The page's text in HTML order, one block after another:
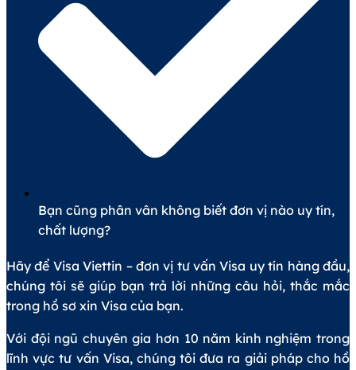
Bạn cũng phân vân không biết đơn vị nào uy tín,
chất lượng?
Hãy để Visa Viettin – đơn vị tư vấn Visa uy tín hàng đầu,
chúng tôi sẽ giúp bạn trả lời những câu hỏi, thắc mắc
trong hồ sơ xin Visa của bạn.
Với đội ngũ chuyên gia hơn 10 năm kinh nghiệm trong
lĩnh vực tư vấn Visa, chúng tôi đưa ra giải pháp cho hồ